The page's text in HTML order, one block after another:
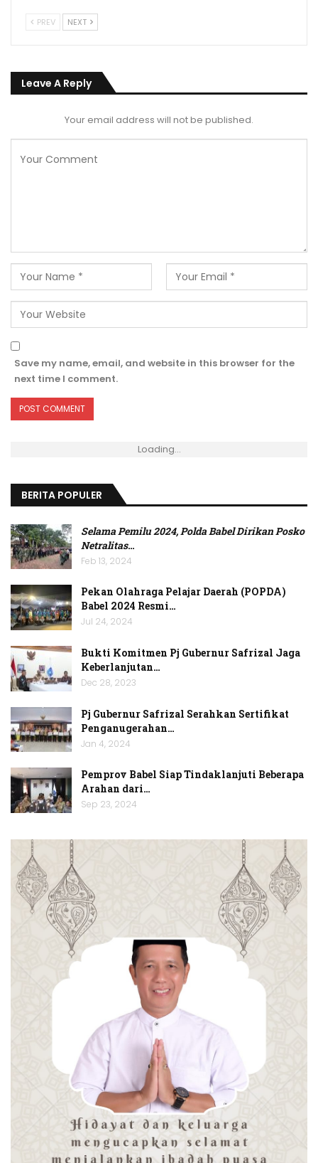
PREV NEXT
Leave A Reply
Your email address will not be published.
Save my name, email, and website in this browser for the
next time I comment.
Loading...
BERITA POPULER
Selama Pemilu 2024, Polda Babel Dirikan Posko
Netralitas…
Feb 13, 2024
Pekan Olahraga Pelajar Daerah (POPDA)
Babel 2024 Resmi…
Jul 24, 2024
Bukti Komitmen Pj Gubernur Safrizal Jaga
Keberlanjutan…
Dec 28, 2023
Pj Gubernur Safrizal Serahkan Sertifikat
Penganugerahan…
Jan 4, 2024
Pemprov Babel Siap Tindaklanjuti Beberapa
Arahan dari…
Sep 23, 2024